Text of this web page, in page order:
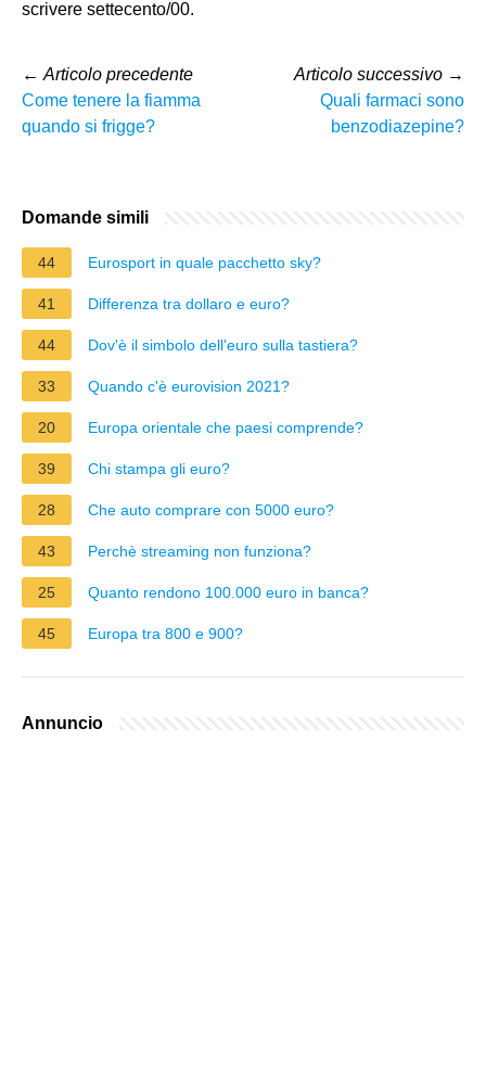
scrivere settecento/00.
← Articolo precedente
Come tenere la fiamma
quando si frigge?
Articolo successivo →
Quali farmaci sono
benzodiazepine?
Domande simili
44 Eurosport in quale pacchetto sky?
41 Differenza tra dollaro e euro?
44 Dov'è il simbolo dell'euro sulla tastiera?
33 Quando c'è eurovision 2021?
20 Europa orientale che paesi comprende?
39 Chi stampa gli euro?
28 Che auto comprare con 5000 euro?
43 Perchè streaming non funziona?
25 Quanto rendono 100.000 euro in banca?
45 Europa tra 800 e 900?
Annuncio